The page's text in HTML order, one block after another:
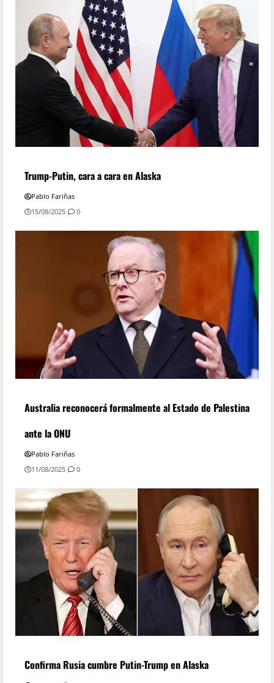
Trump-Putin, cara a cara en Alaska
Pablo Fariñas
15/08/2025
0
Australia reconocerá formalmente al Estado de Palestina
ante la ONU
Pablo Fariñas
11/08/2025
0
Confirma Rusia cumbre Putin-Trump en Alaska